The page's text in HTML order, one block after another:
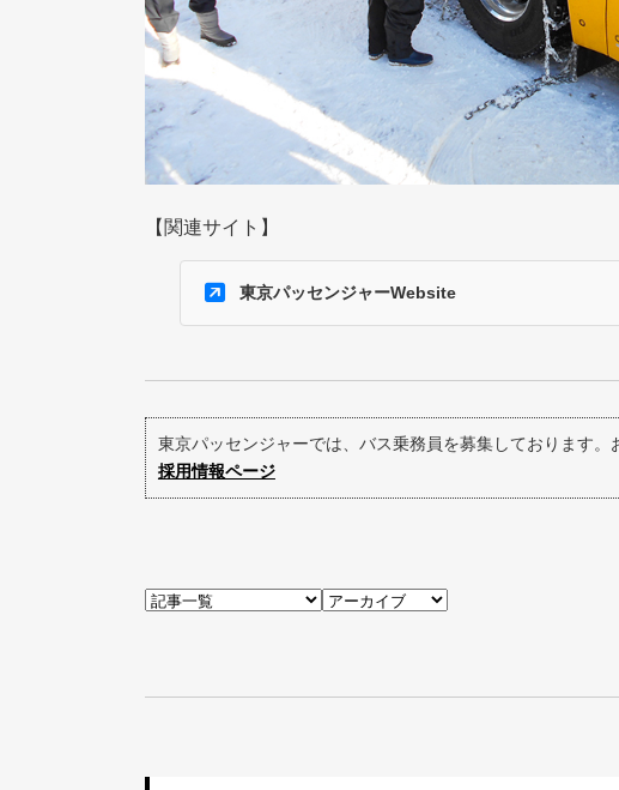
【関連サイト】
東京パッセンジャーWebsite
東京パッセンジャーでは、バス乗務員を募集しております。
採用情報ページ